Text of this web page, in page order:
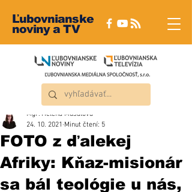
Ľubovnianske
noviny a TV
FOTO z ďalekej
Afriky: Kňaz-misionár
sa bál teológie u nás,
Mgr. Helena Musalová
24. 10. 2021 Minut čtení: 5